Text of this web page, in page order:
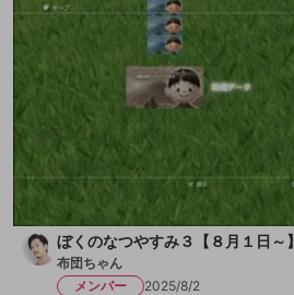
ぼくのなつやすみ３【８月１日～】
布団ちゃん
メンバー
2025/8/2